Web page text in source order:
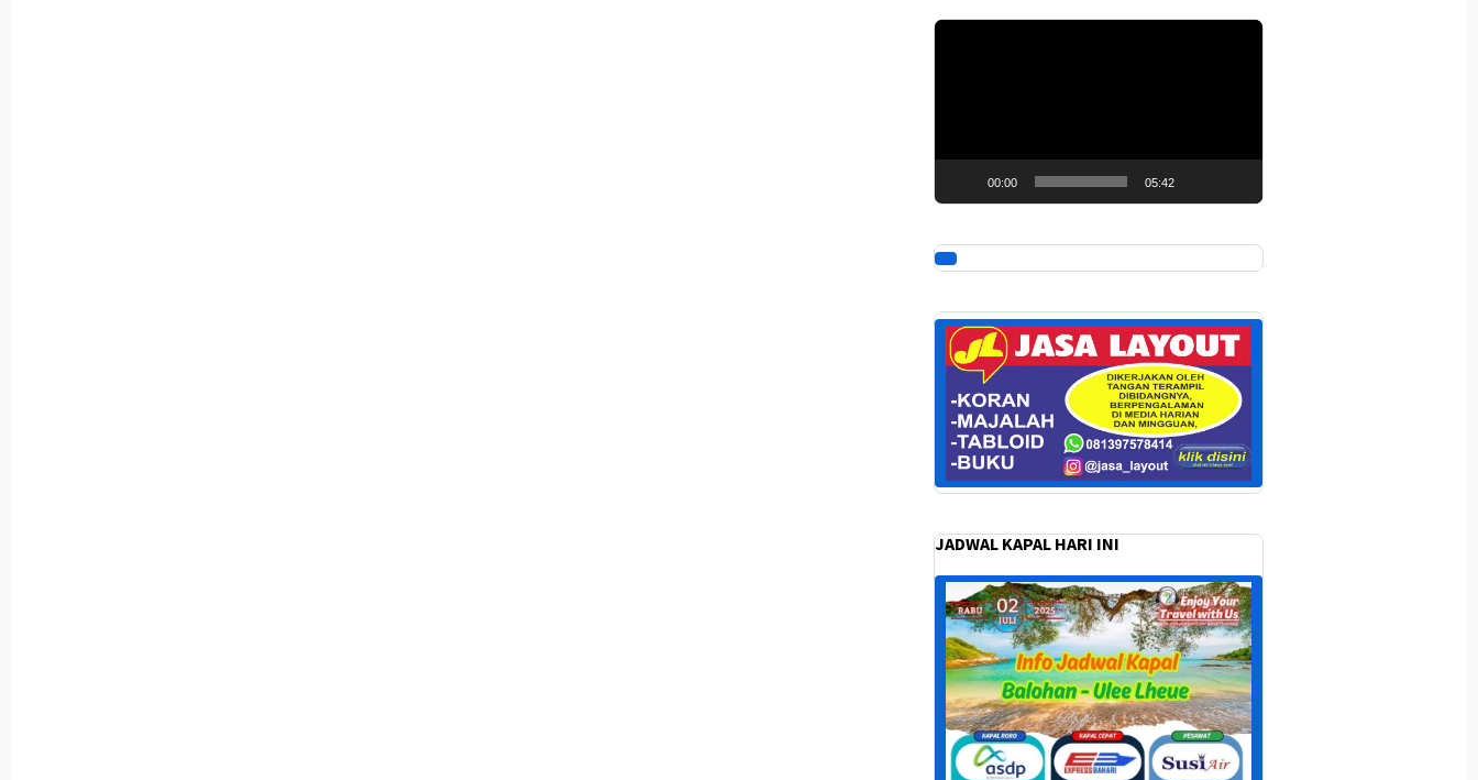
Pemutar
00:00 05:42
JADWAL KAPAL HARI INI